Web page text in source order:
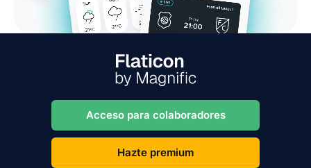
Acceso para colaboradores
Hazte premium